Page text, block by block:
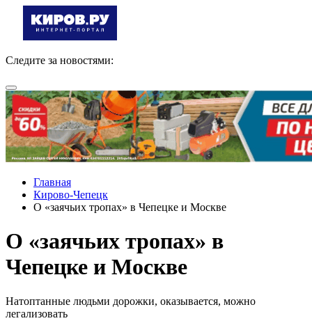
Следите за новостями:
Главная
Кирово-Чепецк
О «заячьих тропах» в Чепецке и Москве
О «заячьих тропах» в
Чепецке и Москве
Натоптанные людьми дорожки, оказывается, можно
легализовать